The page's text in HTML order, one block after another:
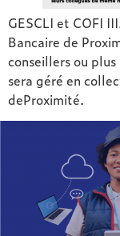
GESCLI et COFI
Bancaire de
conseillers ou
sera géré en
deProximité.